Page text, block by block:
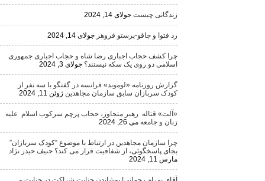
زندگانی چیست جولای 14, 2024
رد فتوا و چاقو-پرستو فروهر جولای 14, 2024
چرا کشف حجاب اجباری رضا شاه و حجاب اجباری جمهوری
اسلامی دو روی یک سکه نیستند؟ جولای 3, 2024
گزارش روزنامه «لوموند» فرانسه در گفتگو با سه نفر از
کودک سربازان سابق سازمان مجاهدین ژوئن 11, 2024
«آلت» قتاله رهبر متجاوز، حجاب پرچم سرکوب اسلام علیه
زنان و جامعه می 26, 2024
چرا سازمان مجاهدین در ارتباط با موضوع “کودک سربازان”
بجای پاسخگوئی، از شفافیت فرار می کند؟ حنیف حیدر نژاد